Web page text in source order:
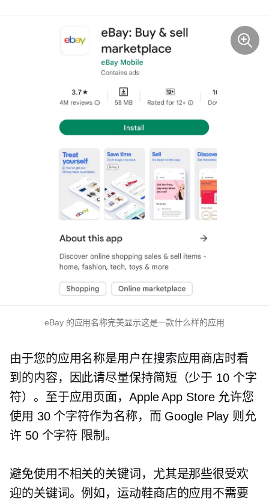
eBay 的应用名称完美显示这是一款什么样的应用
由于您的应用名称是用户在搜索应用商店时看
到的内容，因此请尽量保持简短（少于 10 个字
符）。至于应用页面，Apple App Store 允许您
使用 30 个字符作为名称，而 Google Play 则允
许 50 个字符 限制。
避免使用不相关的关键词，尤其是那些很受欢
迎的关键词。例如，运动鞋商店的应用不需要